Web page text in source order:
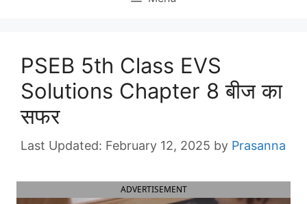
PSEB 5th Class EVS
Solutions Chapter 8 बीज का
सफर
February 12, 2025 by Prasanna
ADVERTISEMENT